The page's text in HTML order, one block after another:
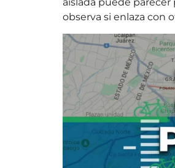
observa si enlaza con